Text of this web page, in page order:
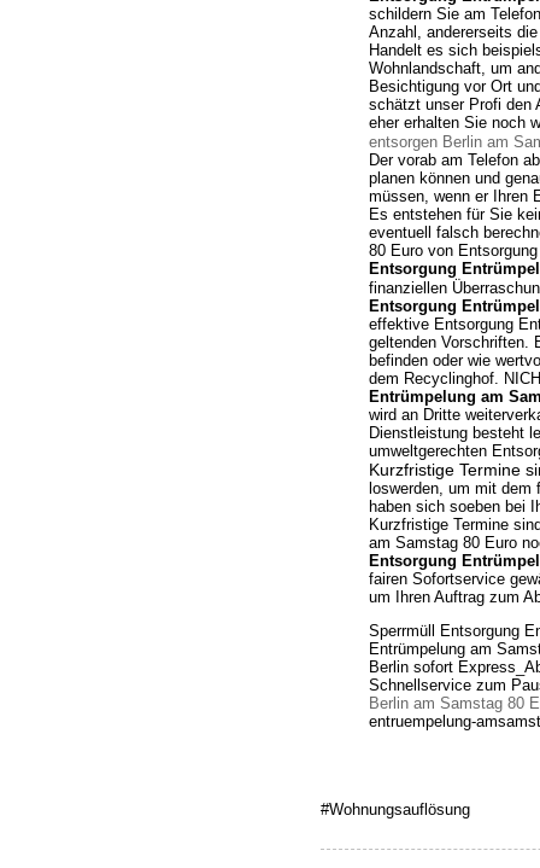
schildern Sie am
Anzahl, andererseits
Handelt es sich
Wohnlandschaft, um
Besichtigung vor Ort
schätzt unser Profi den
eher erhalten Sie noch
entsorgen Berlin am
Der vorab am Telefon
planen können und
müssen, wenn er Ihren
Es entstehen für Sie
eventuell falsch
80 Euro von
Entsorgung
finanziellen
Entsorgung
effektive Entsorgung
geltenden Vorschriften.
befinden oder wie
dem Recyclinghof.
Entrümpelung am
wird an Dritte
Dienstleistung besteht
umweltgerechten
Kurzfristige Termine
loswerden, um mit dem
haben sich soeben bei
Kurzfristige Termine
am Samstag 80 Euro
Entsorgung
fairen Sofortservice
um Ihren Auftrag zum
Sperrmüll Entsorgung
Entrümpelung am
Berlin sofort
Schnellservice zum
Berlin am Samstag 80
entruempelung-
#Wohnungsauflösung